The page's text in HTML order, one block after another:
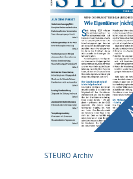
STEURO Archiv